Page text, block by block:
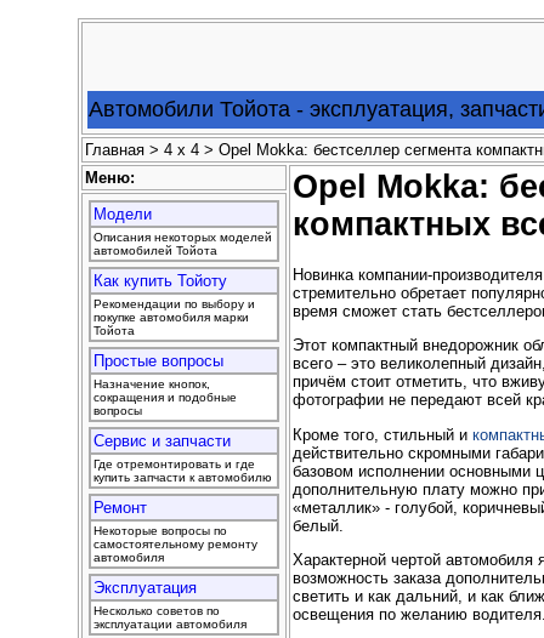
Автомобили Тойота - эксплуатация,
Главная > 4 x 4 > Opel Mokka: бестселлер сегмента
Меню:
Opel Mokka:
компактных
Новинка компании-
стремительно обретает
время сможет стать
Этот компактный внедорожник
всего – это великолепный
причём стоит отметить, что
фотографии не передают всей
Кроме того, стильный и
действительно скромными
базовом исполнении основными
дополнительную плату можно
«металлик» - голубой,
белый.
Характерной чертой
возможность заказа
светить и как дальний, и как
освещения по желанию
Модели
Описания некоторых моделей
автомобилей Тойота
Как купить Тойоту
Рекомендации по выбору и
покупке автомобиля марки
Тойота
Простые вопросы
Назначение кнопок,
сокращения и подобные
вопросы
Сервис и запчасти
Где отремонтировать и где
купить запчасти к автомобилю
Ремонт
Некоторые вопросы по
самостоятельному ремонту
автомобиля
Эксплуатация
Несколько советов по
эксплуатации автомобиля